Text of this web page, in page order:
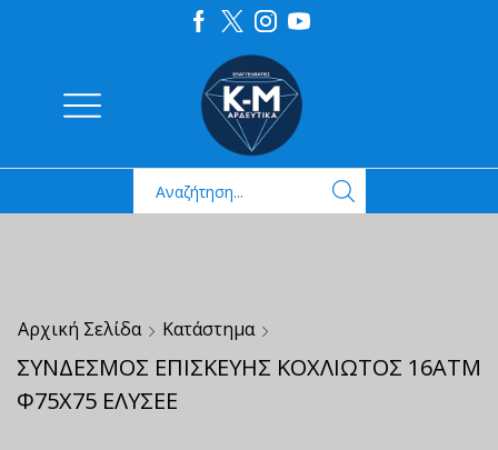
Αρχική Σελίδα Κατάστημα
ΣΥΝΔΕΣΜΟΣ ΕΠΙΣΚΕΥΗΣ ΚΟΧΛΙΩΤΟΣ 16ΑΤΜ
Φ75Χ75 ΕΛΥΣΕΕ